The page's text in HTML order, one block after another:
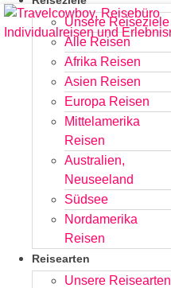
Zum
Inhalt
Unsere Reiseziele
Alle Reisen
Afrika Reisen
Asien Reisen
Europa Reisen
Mittelamerika
Reisen
Australien,
Neuseeland
Südsee
Nordamerika
Reisen
Reisearten
Unsere Reisearten